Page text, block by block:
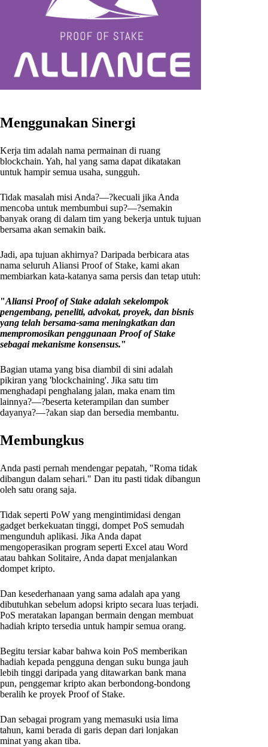
Menggunakan Sinergi
Kerja tim adalah nama permainan di ruang
blockchain. Yah, hal yang sama dapat dikatakan
untuk hampir semua usaha, sungguh.
Tidak masalah misi Anda?—?kecuali jika Anda
mencoba untuk membumbui sup?—?semakin
banyak orang di dalam tim yang bekerja untuk tujuan
bersama akan semakin baik.
Jadi, apa tujuan akhirnya? Daripada berbicara atas
nama seluruh Aliansi Proof of Stake, kami akan
membiarkan kata-katanya sama persis dan tetap utuh:
"Aliansi Proof of Stake adalah sekelompok
pengembang, peneliti, advokat, proyek, dan bisnis
yang telah bersama-sama meningkatkan dan
mempromosikan penggunaan Proof of Stake
sebagai mekanisme konsensus."
Bagian utama yang bisa diambil di sini adalah
pikiran yang 'blockchaining'. Jika satu tim
menghadapi penghalang jalan, maka enam tim
lainnya?—?beserta keterampilan dan sumber
dayanya?—?akan siap dan bersedia membantu.
Membungkus
Anda pasti pernah mendengar pepatah, "Roma tidak
dibangun dalam sehari." Dan itu pasti tidak dibangun
oleh satu orang saja.
Tidak seperti PoW yang mengintimidasi dengan
gadget berkekuatan tinggi, dompet PoS semudah
mengunduh aplikasi. Jika Anda dapat
mengoperasikan program seperti Excel atau Word
atau bahkan Solitaire, Anda dapat menjalankan
dompet kripto.
Dan kesederhanaan yang sama adalah apa yang
dibutuhkan sebelum adopsi kripto secara luas terjadi.
PoS meratakan lapangan bermain dengan membuat
hadiah kripto tersedia untuk hampir semua orang.
Begitu tersiar kabar bahwa koin PoS memberikan
hadiah kepada pengguna dengan suku bunga jauh
lebih tinggi daripada yang ditawarkan bank mana
pun, penggemar kripto akan berbondong-bondong
beralih ke proyek Proof of Stake.
Dan sebagai program yang memasuki usia lima
tahun, kami berada di garis depan dari lonjakan
minat yang akan tiba.